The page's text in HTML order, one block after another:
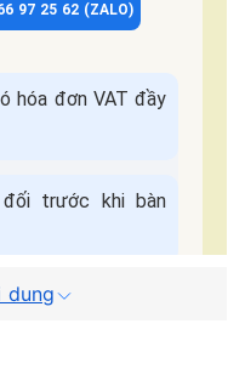
97 25 62 (ZALO)
hóa đơn VAT đầy
trước khi bàn
đáo sau khi sửa
dung